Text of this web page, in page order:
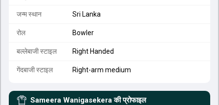
जन्म स्थान Sri Lanka
रोल Bowler
बल्लेबाजी स्टाइल Right Handed
गेंदबाजी स्टाइल Right-arm medium
Sameera Wanigasekera की प्रोफाइल